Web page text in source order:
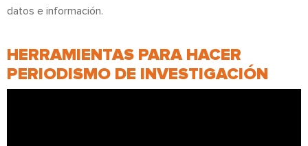
datos e información.
HERRAMIENTAS PARA HACER
PERIODISMO DE INVESTIGACIÓN